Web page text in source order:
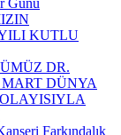
KUTLU
DR.
DÜNYA
Farkındalık